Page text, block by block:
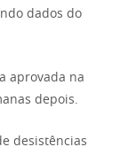
dados do
aprovada na
depois.
desistências